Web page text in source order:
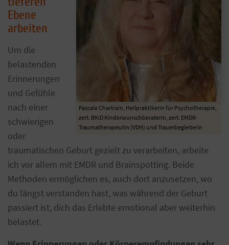
Pascale Chartrain, Heilpraktikerin für Psychotherapie,
zert. BKiD Kinderwunschberaterin, zert. EMDR-
Traumatherapeutin (VDH) und Trauerbegleiterin
Ebene
arbeiten
Um die
belastenden
Erinnerungen
und Gefühle
nach einer
schwierigen
oder
traumatischen Geburt gezielt zu verarbeiten, arbeite
ich vor allem mit EMDR und Brainspotting. Beide
Methoden ermöglichen es, auch dort anzusetzen, wo
du längst verstanden hast, was während der Geburt
passiert ist, dich das Erlebte emotional aber weiterhin
belastet.